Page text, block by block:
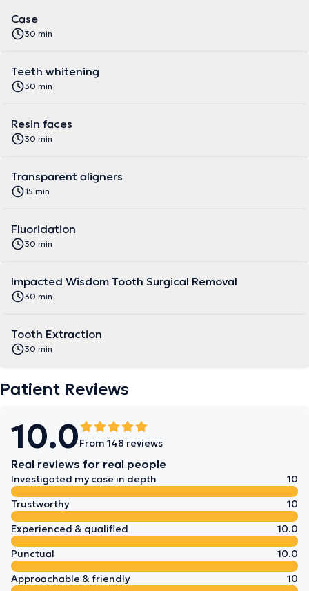
Case
30 min
Teeth whitening
30 min
Resin faces
30 min
Transparent aligners
15 min
Fluoridation
30 min
Impacted Wisdom Tooth Surgical Removal
30 min
Tooth Extraction
30 min
Patient Reviews
10.0From 148 reviews
Real reviews for real people
Investigated my case in depth
10
Trustworthy
10
Experienced & qualified
10.0
Punctual
10.0
Approachable & friendly
10